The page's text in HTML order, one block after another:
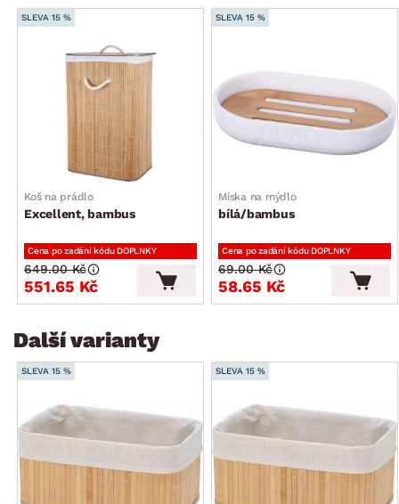
SLEVA 15 %
Koš na prádlo
Excellent, bambus
Cena po zadání kódu DOPLNKY
551.65 Kč
649.00 Kč
SLEVA 15 %
Miska na mýdlo
bílá/bambus
Cena po zadání kódu DOPLNKY
58.65 Kč
69.00 Kč
Další varianty
SLEVA 15 % SLEVA 15 %